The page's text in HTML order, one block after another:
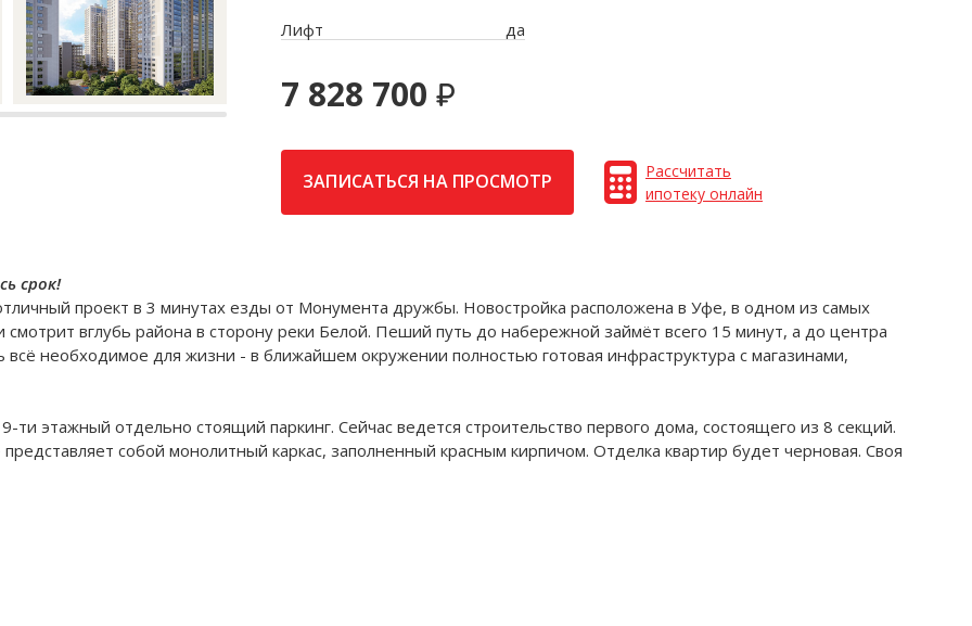
Лифт
да
7 828 700
ЗАПИСАТЬСЯ НА ПРОСМОТР
Рассчитать
ипотеку онлайн
срок!
проект в 3 минутах езды от Монумента дружбы. Новостройка расположена в Уфе, в одном из самых
вглубь района в сторону реки Белой. Пеший путь до набережной займёт всего 15 минут, а до центра
необходимое для жизни - в ближайшем окружении полностью готовая инфраструктура с магазинами,
этажный отдельно стоящий паркинг. Сейчас ведется строительство первого дома, состоящего из 8 секций.
собой монолитный каркас, заполненный красным кирпичом. Отделка квартир будет черновая. Своя